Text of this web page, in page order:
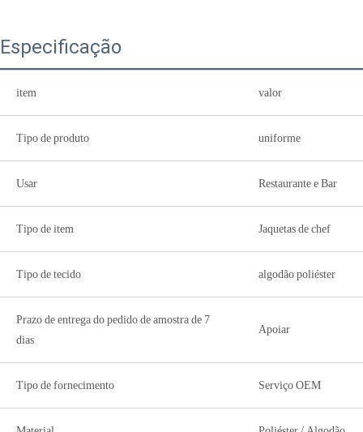
Especificação
item valor
Tipo de produto uniforme
Usar Restaurante e Bar
Tipo de item Jaquetas de chef
Tipo de tecido algodão poliéster
Prazo de entrega do pedido de amostra de 7
dias
Apoiar
Tipo de fornecimento Serviço OEM